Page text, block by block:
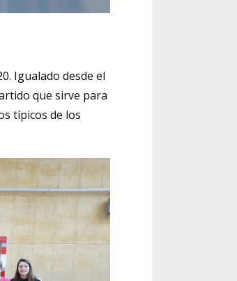
Igualado desde el
que sirve para
típicos de los